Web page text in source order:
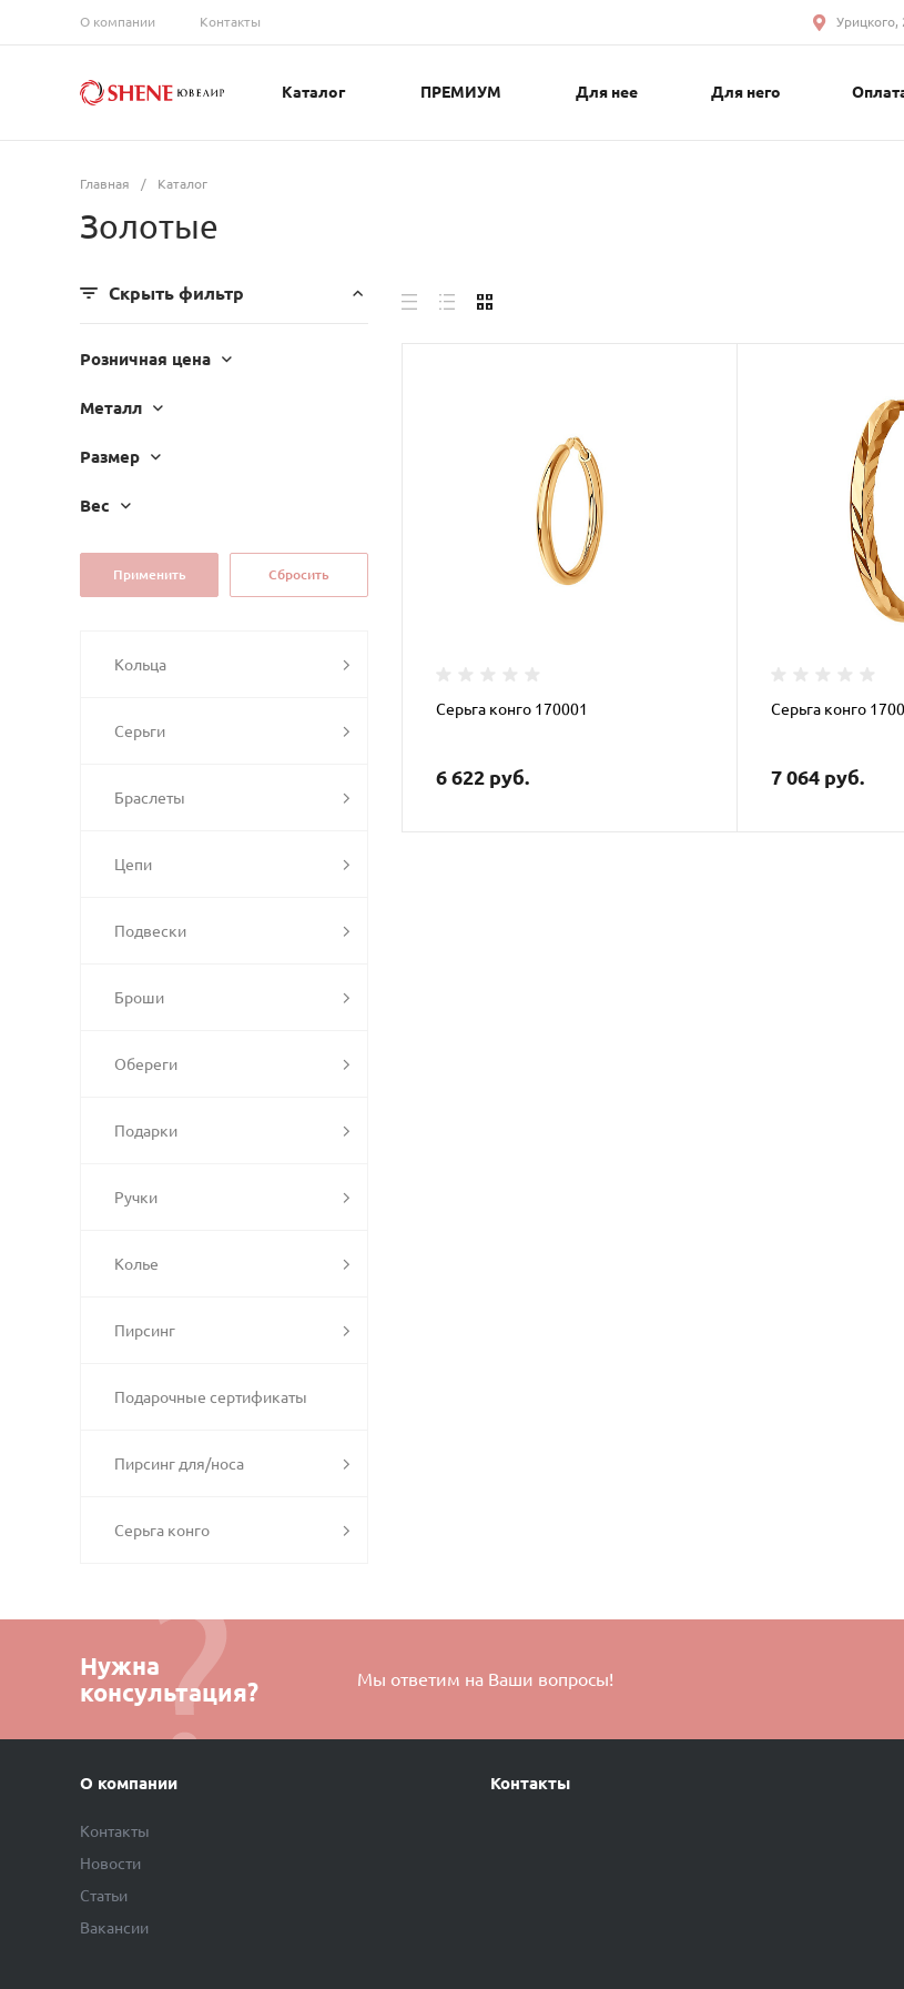
О компании Контакты Урицкого,
Каталог ПРЕМИУМ Для нее Для него
Главная / Каталог
Золотые
Скрыть фильтр
Розничная цена
Металл
Размер
Вес
Кольца
Серьги
Браслеты
Цепи
Подвески
Броши
Обереги
Подарки
Ручки
Колье
Пирсинг
Подарочные сертификаты
Пирсинг для/носа
Серьга конго
Серьга конго 170001
6 622 руб.
Серьга конго
7 064 руб.
Нужна
консультация?
Мы ответим на Ваши вопросы!
О компании
Контакты
Новости
Статьи
Вакансии
Контакты